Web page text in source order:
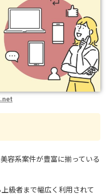
容系案件が豊富に揃っている
級者まで幅広く利用されて